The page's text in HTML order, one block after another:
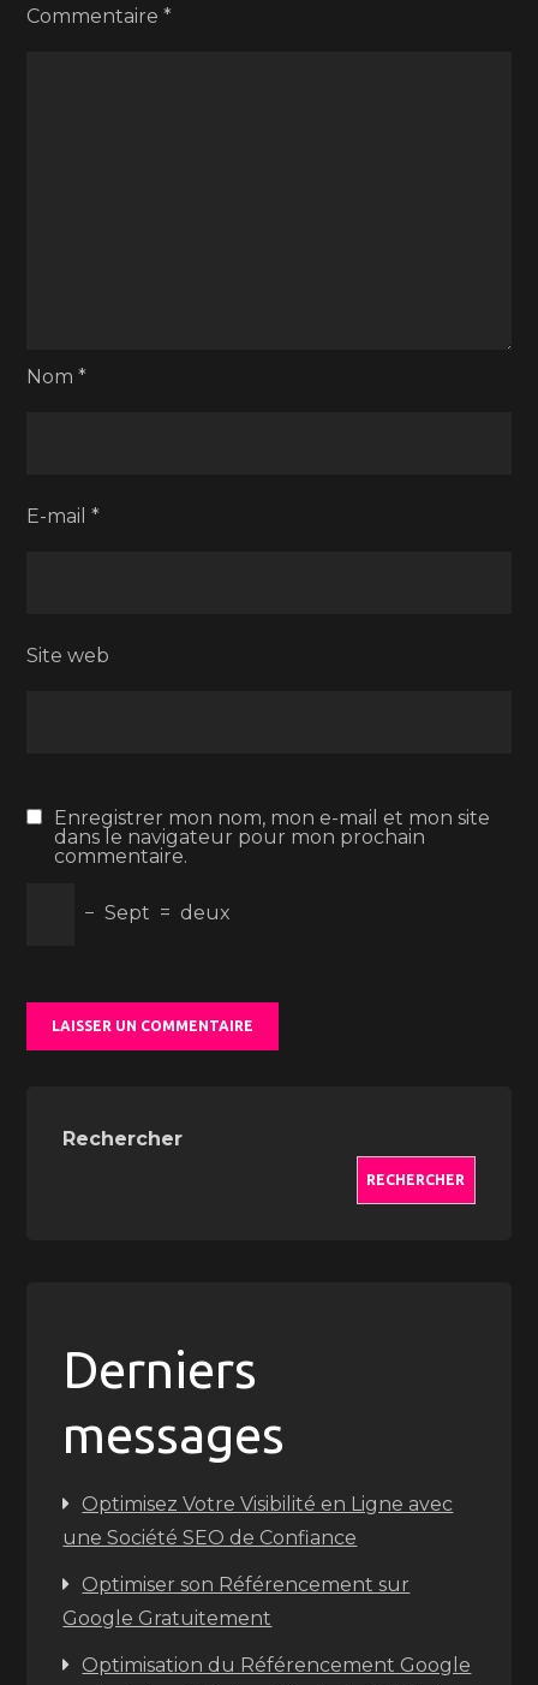
Commentaire*
Nom*
E-mail*
Site web
Enregistrer mon nom, mon e-mail et mon site
dans le navigateur pour mon prochain
commentaire.
− Sept = deux
Rechercher
RECHERCHER
Derniers
messages
Optimisez Votre Visibilité en Ligne avec
une Société SEO de Confiance
Optimiser son Référencement sur
Google Gratuitement
Optimisation du Référencement Google